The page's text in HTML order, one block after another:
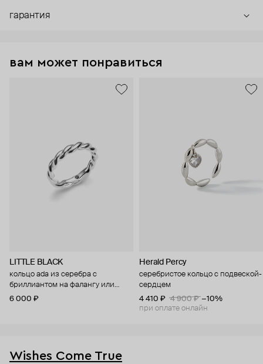
гарантия
вам может понравиться
LITTLE BLACK
кольцо ada из серебра с
бриллиантом на фалангу или
мизинец
6 000 ₽
Herald Percy
серебристое кольцо с подвеской-
сердцем
4 410 ₽
4 900 ₽ −10%
при оплате онлайн
Wishes Come True